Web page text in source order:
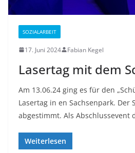
SOZIALARBEIT
17. Juni 2024 Fabian Kegel
Lasertag mit dem
Am 13.06.24 ging es für den
Lasertag in en Sachsenpark. Der
abgestimmt. Als Abschlussevent
Weiterlesen